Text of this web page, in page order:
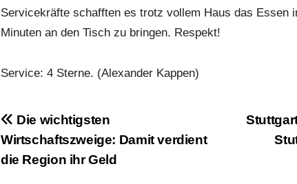
Servicekräfte schafften es trotz vollem Haus das Essen
Minuten an den Tisch zu bringen. Respekt!
Service: 4 Sterne. (Alexander Kappen)
Beitragsnavigation
Die wichtigsten
Wirtschaftszweige: Damit verdient
die Region ihr Geld